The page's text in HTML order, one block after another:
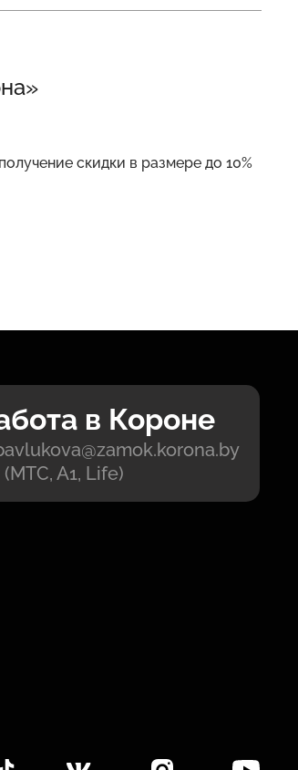
скидки в размере до 10%
в Короне
(МТС, А1, Life)